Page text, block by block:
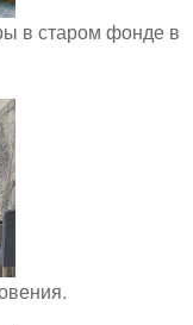
в старом фонде в